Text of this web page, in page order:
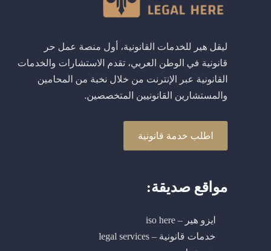
ليقل هير للخدمات القانونية، أول منصة عمل حر
قانونية في الوطن العربي، تقدم الاستشارات والخدمات
القانونية عبر الإنترنت من خلال نخبة من المحامين
والمستشارين القانونيين المتخصصين.
اطلب خدمة قانونية
مواقع صديقة:
ايزو هير – iso here
خدمات قانونية – legal services